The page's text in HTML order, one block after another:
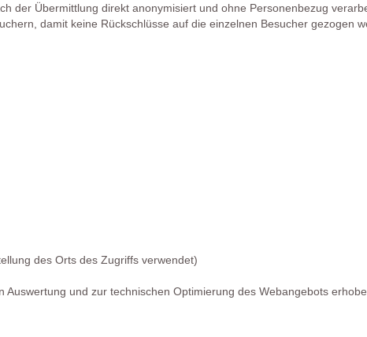
der Übermittlung direkt anonymisiert und ohne Personenbezug
damit keine Rückschlüsse auf die einzelnen Besucher gezogen
des Orts des Zugriffs verwendet)
und zur technischen Optimierung des Webangebots